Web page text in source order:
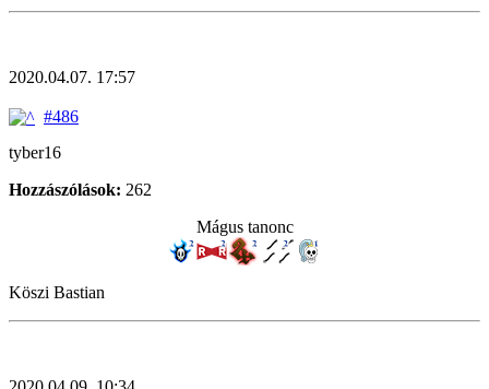
2020.04.07. 17:57
#486
tyber16
Hozzászólások: 262
Mágus tanonc
Köszi Bastian